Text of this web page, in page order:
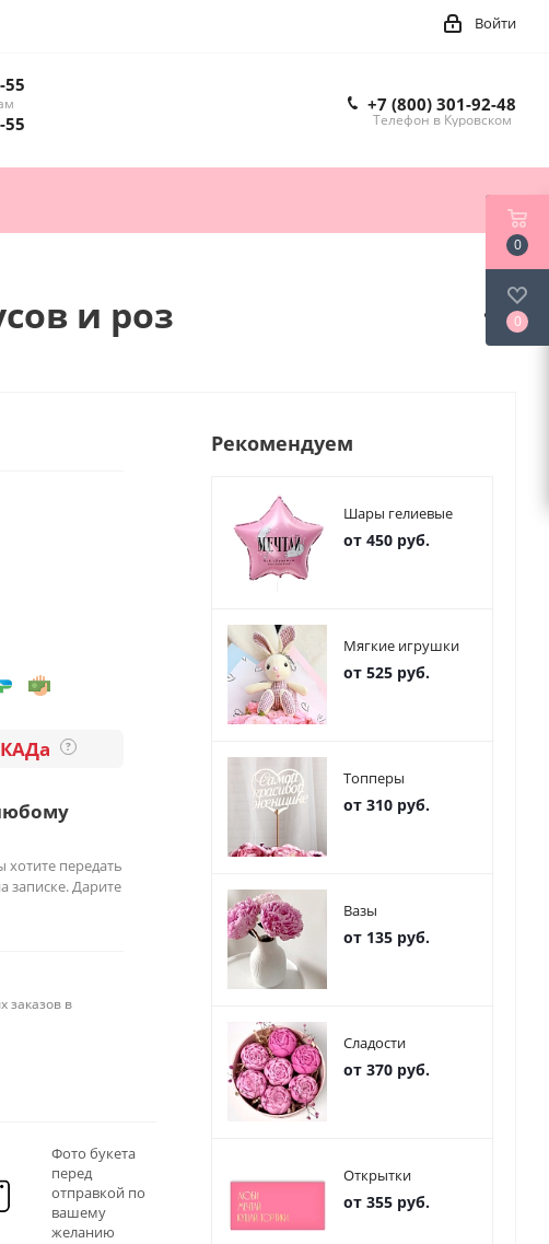
Войти
55
55
+7 (800) 301-92-48
Телефон в Куровском
и роз
?
передать
записке. Дарите
заказов в
Фото букета
перед
отправкой по
вашему
желанию
Рекомендуем
Шары гелиевые
от 450 руб.
Мягкие игрушки
от 525 руб.
Топперы
от 310 руб.
Вазы
от 135 руб.
Сладости
от 370 руб.
Открытки
от 355 руб.
0
0